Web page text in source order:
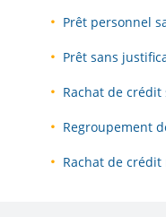
Prêt personnel
Prêt sans
Rachat de
Regroupement
Rachat de